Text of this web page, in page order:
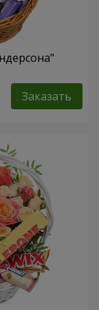
Заказать